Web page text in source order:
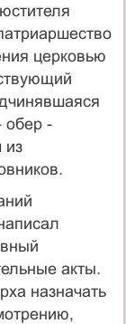
церковью
обер -
из
акты.
назначать